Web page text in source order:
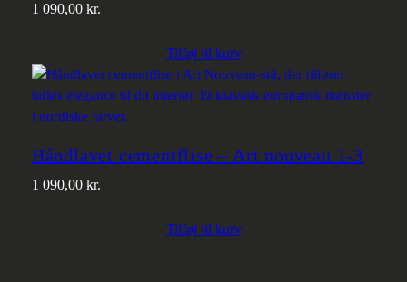
1 090,00 kr.
Tilføj til kurv
Håndlavet cementflise – Art nouveau 1-3
1 090,00 kr.
Tilføj til kurv